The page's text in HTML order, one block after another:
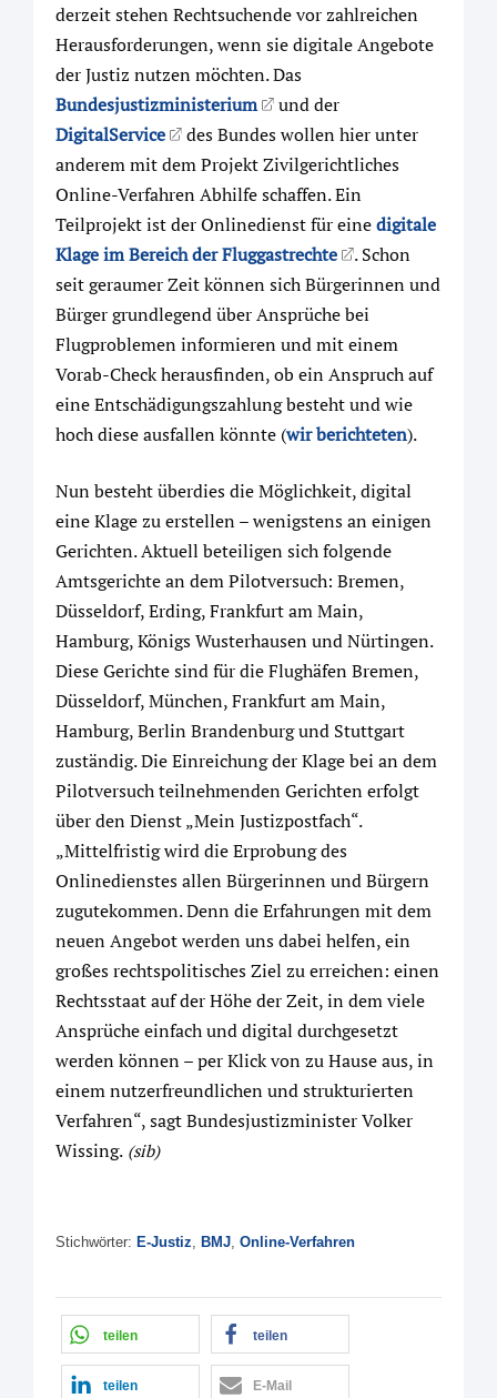
derzeit stehen Rechtsuchende vor zahlreichen
Herausforderungen, wenn sie digitale Angebote
der Justiz nutzen möchten. Das
Bundesjustizministerium
und der
DigitalService
des Bundes wollen hier unter
anderem mit dem Projekt Zivilgerichtliches
Online-Verfahren Abhilfe schaffen. Ein
Teilprojekt ist der Onlinedienst für einedigitale
Klage im Bereich der Fluggastrechte
. Schon
seit geraumer Zeit können sich Bürgerinnen und
Bürger grundlegend über Ansprüche bei
Flugproblemen informieren und mit einem
Vorab-Check herausfinden, ob ein Anspruch auf
eine Entschädigungszahlung besteht und wie
hoch diese ausfallen könnte (wir berichteten).
Nun besteht überdies die Möglichkeit, digital
eine Klage zu erstellen – wenigstens an einigen
Gerichten. Aktuell beteiligen sich folgende
Amtsgerichte an dem Pilotversuch: Bremen,
Düsseldorf, Erding, Frankfurt am Main,
Hamburg, Königs Wusterhausen und Nürtingen.
Diese Gerichte sind für die Flughäfen Bremen,
Düsseldorf, München, Frankfurt am Main,
Hamburg, Berlin Brandenburg und Stuttgart
zuständig. Die Einreichung der Klage bei an dem
Pilotversuch teilnehmenden Gerichten erfolgt
über den Dienst „Mein Justizpostfach“.
„Mittelfristig wird die Erprobung des
Onlinedienstes allen Bürgerinnen und Bürgern
zugutekommen. Denn die Erfahrungen mit dem
neuen Angebot werden uns dabei helfen, ein
großes rechtspolitisches Ziel zu erreichen: einen
Rechtsstaat auf der Höhe der Zeit, in dem viele
Ansprüche einfach und digital durchgesetzt
werden können – per Klick von zu Hause aus, in
einem nutzerfreundlichen und strukturierten
Verfahren“, sagt Bundesjustizminister Volker
Wissing. (sib)
Stichwörter: E-Justiz BMJ Online-Verfahren
teilen teilen
teilen E-Mail